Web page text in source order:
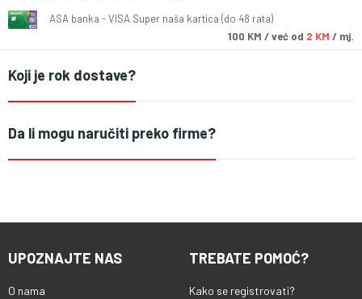
ASA banka - VISA Super naša kartica (do 48 rata)
100 KM / već od 2 KM / mj.
Koji je rok dostave?
Da li mogu naručiti preko firme?
UPOZNAJTE NAS
O nama
TREBATE POMOĆ?
Kako se registrovati?